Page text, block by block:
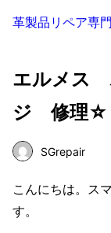
革製品リペア専
エルメス
ジ 修理☆
SGrepair
こんにちは。ス
す。